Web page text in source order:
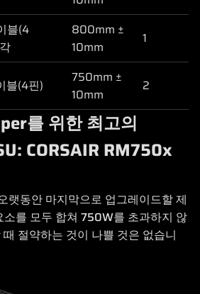
블(4
800mm ±
10mm
1
블(4핀)
750mm ±
10mm
2
를 위한 최고의
CORSAIR RM750x
동안 마지막으로 업그레이드할 제
소를 모두 합쳐 750W를 초과하지 않
절약하는 것이 나쁠 것은 없습니